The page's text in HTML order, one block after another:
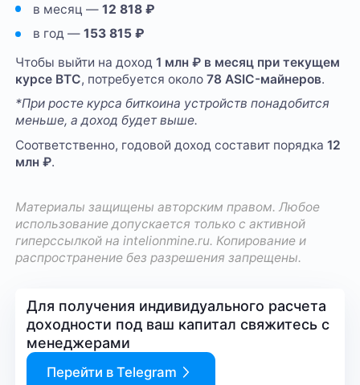
в месяц — 12 818 ₽
в год — 153 815 ₽
Чтобы выйти на доход1 млн ₽ в месяц при текущем
курсе BTC, потребуется около78 ASIC-майнеров.
*При росте курса биткоина устройств понадобится
меньше, а доход будет выше.
Соответственно, годовой доход составит порядка12
млн ₽.
Материалы защищены авторским правом. Любое
использование допускается только с активной
гиперссылкой наintelionmine.ru. Копирование и
распространение без разрешения запрещены.
Для получения индивидуального расчета
доходности под ваш капитал свяжитесь с
менеджерами
Перейти в Telegram